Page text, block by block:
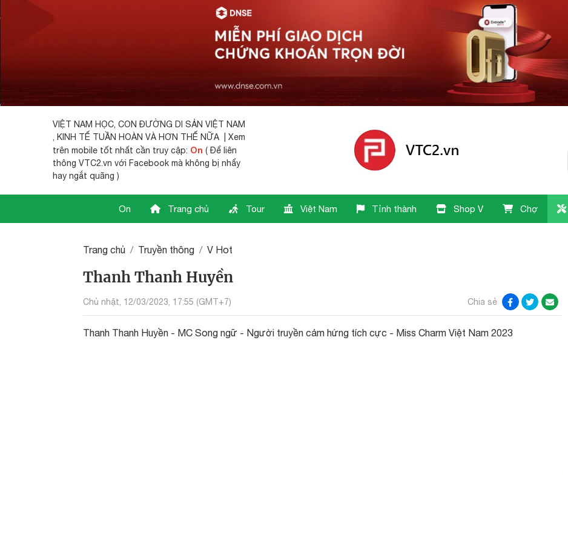
VIỆT NAM HỌC, CON ĐƯỜNG DI SẢN VIỆT NAM
, KINH TẾ TUẦN HOÀN VÀ HƠN THẾ NỮA | Xem
trên mobile tốt nhất cần truy cập: On ( Để liên
thông VTC2.vn với Facebook mà không bị nhẩy
hay ngắt quãng )
On Trang chủ Tour Việt Nam Tỉnh thành Shop V Chợ
Trang chủ Truyền thông V Hot
Thanh Thanh Huyền
Chủ nhật, 12/03/2023, 17:55 (GMT+7) Chia sẻ
Thanh Thanh Huyền - MC Song ngữ - Người truyền cảm hứng tích cực - Miss Charm Việt Nam 2023